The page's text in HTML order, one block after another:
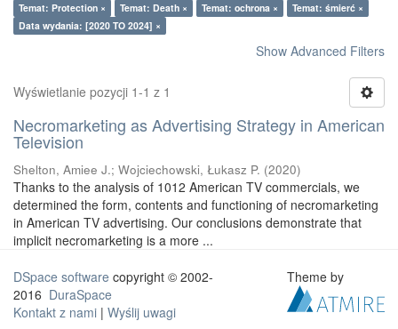
Temat: Protection ×
Temat: Death × Temat: ochrona ×
Temat: śmierć ×
Data wydania: [2020 TO 2024] ×
Show Advanced Filters
Wyświetlanie pozycji 1-1 z 1
Necromarketing as Advertising Strategy in American
Television
Shelton, Amiee J.; Wojciechowski, Łukasz P. (2020)
Thanks to the analysis of 1012 American TV commercials, we
determined the form, contents and functioning of necromarketing
in American TV advertising. Our conclusions demonstrate that
implicit necromarketing is a more ...
DSpace software copyright © 2002-
2016 DuraSpace
Kontakt z nami | Wyślij uwagi
Theme by